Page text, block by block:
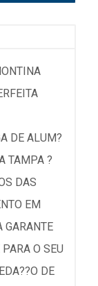
DE ALUM?
TAMPA ?
DAS
EM
GARANTE
O SEU
DE